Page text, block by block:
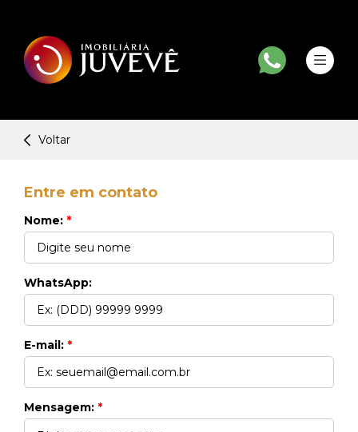
Whats Locação
Voltar
Entre em contato
Nome: *
WhatsApp:
E-mail: *
Mensagem: *